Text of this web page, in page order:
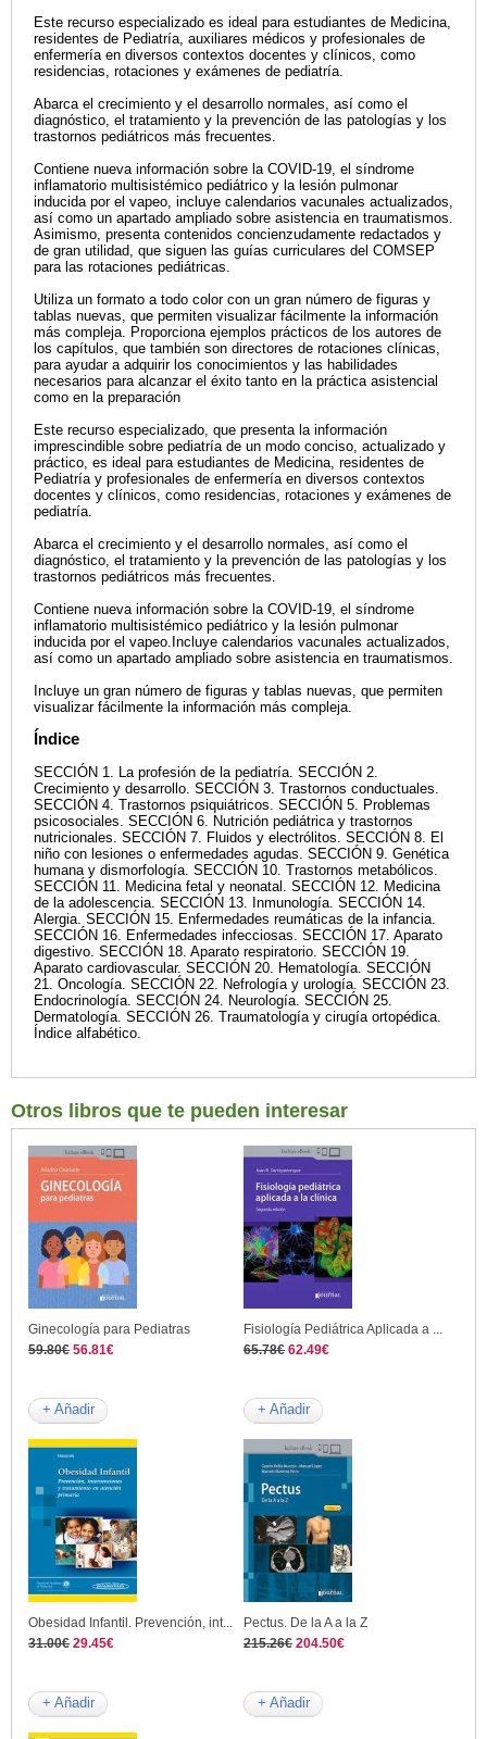
Este recurso especializado es ideal para estudiantes de Medicina,
residentes de Pediatría, auxiliares médicos y profesionales de
enfermería en diversos contextos docentes y clínicos, como
residencias, rotaciones y exámenes de pediatría.
Abarca el crecimiento y el desarrollo normales, así como el
diagnóstico, el tratamiento y la prevención de las patologías y los
trastornos pediátricos más frecuentes.
Contiene nueva información sobre la COVID-19, el síndrome
inflamatorio multisistémico pediátrico y la lesión pulmonar
inducida por el vapeo, incluye calendarios vacunales actualizados,
así como un apartado ampliado sobre asistencia en traumatismos.
Asimismo, presenta contenidos concienzudamente redactados y
de gran utilidad, que siguen las guías curriculares del COMSEP
para las rotaciones pediátricas.
Utiliza un formato a todo color con un gran número de figuras y
tablas nuevas, que permiten visualizar fácilmente la información
más compleja. Proporciona ejemplos prácticos de los autores de
los capítulos, que también son directores de rotaciones clínicas,
para ayudar a adquirir los conocimientos y las habilidades
necesarios para alcanzar el éxito tanto en la práctica asistencial
como en la preparación
Este recurso especializado, que presenta la información
imprescindible sobre pediatría de un modo conciso, actualizado y
práctico, es ideal para estudiantes de Medicina, residentes de
Pediatría y profesionales de enfermería en diversos contextos
docentes y clínicos, como residencias, rotaciones y exámenes de
pediatría.
Abarca el crecimiento y el desarrollo normales, así como el
diagnóstico, el tratamiento y la prevención de las patologías y los
trastornos pediátricos más frecuentes.
Contiene nueva información sobre la COVID-19, el síndrome
inflamatorio multisistémico pediátrico y la lesión pulmonar
inducida por el vapeo.Incluye calendarios vacunales actualizados,
así como un apartado ampliado sobre asistencia en traumatismos.
Incluye un gran número de figuras y tablas nuevas, que permiten
visualizar fácilmente la información más compleja.
Índice
SECCIÓN 1. La profesión de la pediatría. SECCIÓN 2.
Crecimiento y desarrollo. SECCIÓN 3. Trastornos conductuales.
SECCIÓN 4. Trastornos psiquiátricos. SECCIÓN 5. Problemas
psicosociales. SECCIÓN 6. Nutrición pediátrica y trastornos
nutricionales. SECCIÓN 7. Fluidos y electrólitos. SECCIÓN 8. El
niño con lesiones o enfermedades agudas. SECCIÓN 9. Genética
humana y dismorfología. SECCIÓN 10. Trastornos metabólicos.
SECCIÓN 11. Medicina fetal y neonatal. SECCIÓN 12. Medicina
de la adolescencia. SECCIÓN 13. Inmunología. SECCIÓN 14.
Alergia. SECCIÓN 15. Enfermedades reumáticas de la infancia.
SECCIÓN 16. Enfermedades infecciosas. SECCIÓN 17. Aparato
digestivo. SECCIÓN 18. Aparato respiratorio. SECCIÓN 19.
Aparato cardiovascular. SECCIÓN 20. Hematología. SECCIÓN
21. Oncología. SECCIÓN 22. Nefrología y urología. SECCIÓN 23.
Endocrinología. SECCIÓN 24. Neurología. SECCIÓN 25.
Dermatología. SECCIÓN 26. Traumatología y cirugía ortopédica.
Índice alfabético.
Otros libros que te pueden interesar
Ginecología para Pediatras
59.80€ 56.81€
+ Añadir
Fisiología Pediátrica Aplicada a ...
65.78€ 62.49€
+ Añadir
Obesidad Infantil. Prevención, int...
31.00€ 29.45€
+ Añadir
Pectus. De la A a la Z
215.26€ 204.50€
+ Añadir